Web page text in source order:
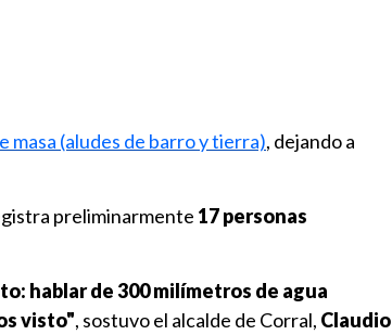
masa (aludes de barro y tierra), dejando a
preliminarmente 17 personas
hablar de 300 milímetros de agua
visto", sostuvo el alcalde de Corral, Claudio